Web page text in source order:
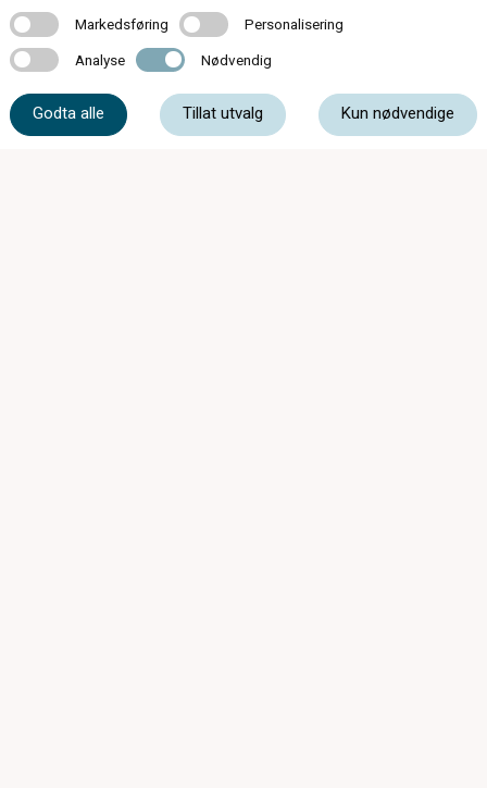
IPL - Behandling Tørre Øyne(1090kr)
Dette er en behandling for deg som sliter med, og har
fått påvist tørre øyne. Ved hjelp av lysbehandling
stimulerer vi det nedre øyelokket for å redusere
MarkedsføringMarkedsføring PersonaliseringPersonalisering
Analyse Analyse Nødvendig Nødvendig
Godta alle Tillat utvalg Kun nødvendige